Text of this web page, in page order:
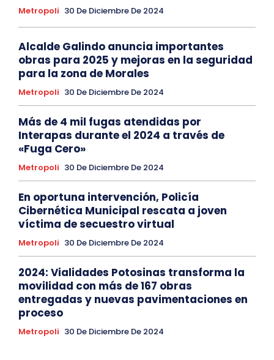
Metropoli 30 De Diciembre De 2024
Alcalde Galindo anuncia importantes
obras para 2025 y mejoras en la seguridad
para la zona de Morales
Metropoli 30 De Diciembre De 2024
Más de 4 mil fugas atendidas por
Interapas durante el 2024 a través de
«Fuga Cero»
Metropoli 30 De Diciembre De 2024
En oportuna intervención, Policía
Cibernética Municipal rescata a joven
víctima de secuestro virtual
Metropoli 30 De Diciembre De 2024
2024: Vialidades Potosinas transforma la
movilidad con más de 167 obras
entregadas y nuevas pavimentaciones en
proceso
Metropoli 30 De Diciembre De 2024